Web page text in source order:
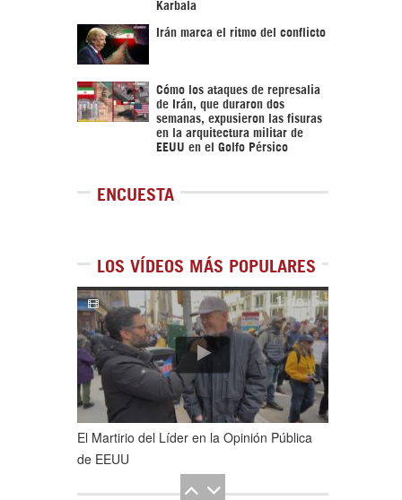
Karbala
Irán marca el ritmo del conflicto
Cómo los ataques de represalia
de Irán, que duraron dos
semanas, expusieron las fisuras
en la arquitectura militar de
EEUU en el Golfo Pérsico
ENCUESTA
LOS VÍDEOS MÁS POPULARES
1de5
El Martirio del Líder en la Opinión Pública
de EEUU